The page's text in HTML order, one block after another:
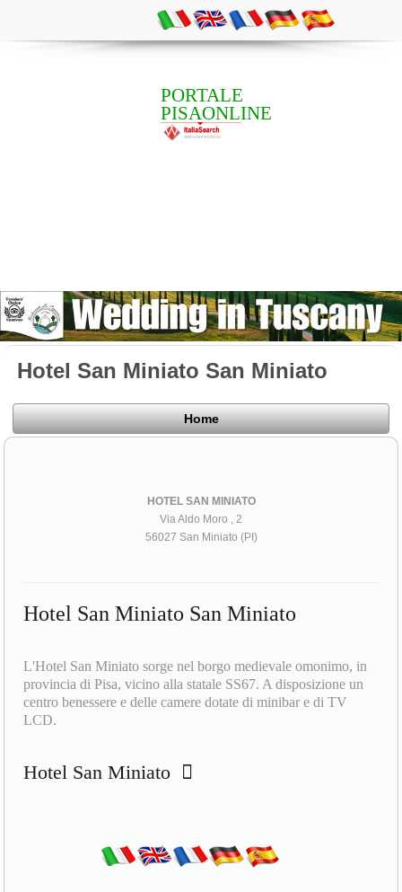
PORTALE
PISAONLINE
Hotel San Miniato San Miniato
Home
HOTEL SAN MINIATO
Via Aldo Moro , 2
56027 San Miniato (PI)
Hotel San Miniato San Miniato
L'Hotel San Miniato sorge nel borgo medievale omonimo, in
provincia di Pisa, vicino alla statale SS67. A disposizione un
centro benessere e delle camere dotate di minibar e di TV
LCD.
Hotel San Miniato